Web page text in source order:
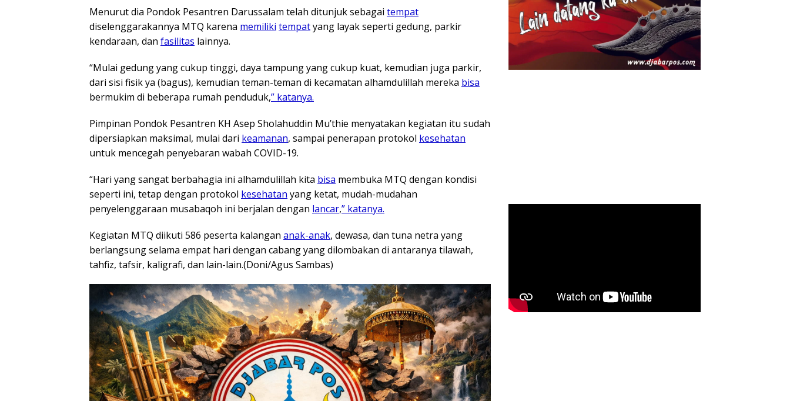
Menurut dia Pondok Pesantren Darussalam telah ditunjuk sebagai tempat
diselenggarakannya MTQ karena memiliki tempatyang layak seperti gedung, parkir
kendaraan, dan fasilitas lainnya.
“Mulai gedung yang cukup tinggi, daya tampung yang cukup kuat, kemudian juga parkir,
dari sisi fisik ya (bagus), kemudian teman-teman di kecamatan alhamdulillah mereka bisa
bermukim di beberapa rumah penduduk,” katanya.
Pimpinan Pondok Pesantren KH Asep Sholahuddin Mu’thie menyatakan kegiatan itu sudah
dipersiapkan maksimal, mulai dari keamanan, sampai penerapan protokol kesehatan
untuk mencegah penyebaran wabah COVID-19.
“Hari yang sangat berbahagia ini alhamdulillah kita bisa membuka MTQ dengan kondisi
seperti ini, tetap dengan protokol kesehatan yang ketat, mudah-mudahan
penyelenggaraan musabaqoh ini berjalan dengan lancar,” katanya.
Kegiatan MTQ diikuti 586 peserta kalangan anak-anak, dewasa, dan tuna netra yang
berlangsung selama empat hari dengan cabang yang dilombakan di antaranya tilawah,
tahfiz, tafsir, kaligrafi, dan lain-lain.(Doni/Agus Sambas)